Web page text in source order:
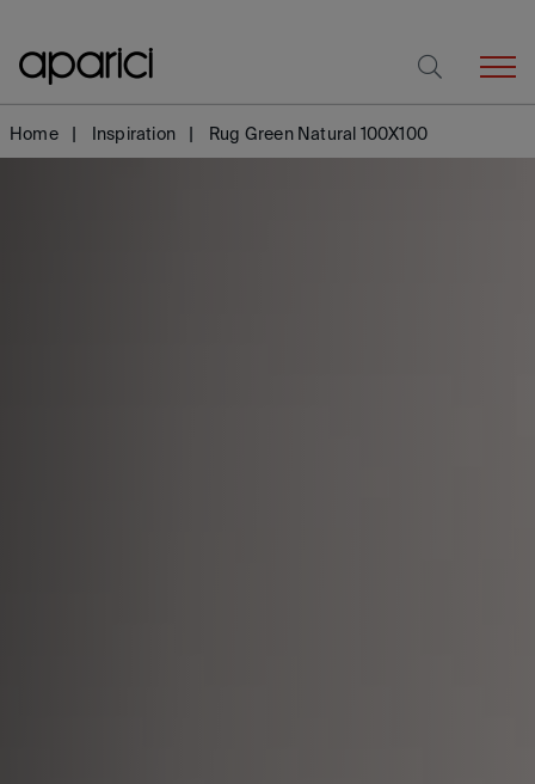
Home Inspiration Rug Green Natural 100X100